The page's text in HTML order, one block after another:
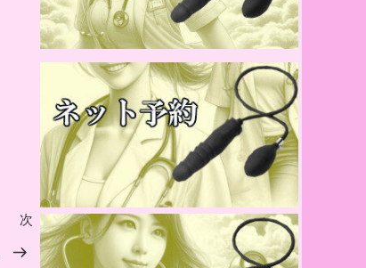
次
の
投
次